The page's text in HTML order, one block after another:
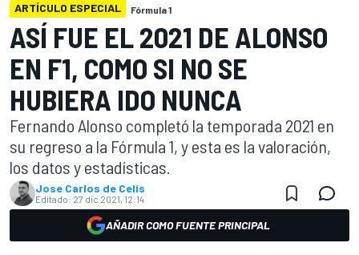
ARTÍCULO ESPECIAL Fórmula 1
ASÍ FUE EL 2021 DE ALONSO
EN F1, COMO SI NO SE
HUBIERA IDO NUNCA
Fernando Alonso completó la temporada 2021 en
su regreso a la Fórmula 1, y esta es la valoración,
los datos y estadísticas.
Jose Carlos de Celis
Editado: 27 dic 2021, 12:14
AÑADIR COMO FUENTE PRINCIPAL